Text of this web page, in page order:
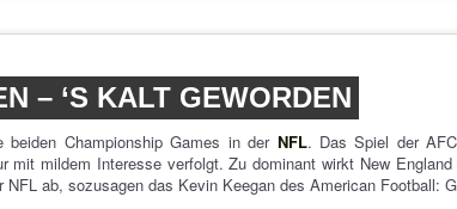
– ‘S KALT GEWORDEN
beiden Championship Games in der NFL. Das Spiel der
mit mildem Interesse verfolgt. Zu dominant wirkt New
NFL ab, sozusagen das Kevin Keegan des American Football: